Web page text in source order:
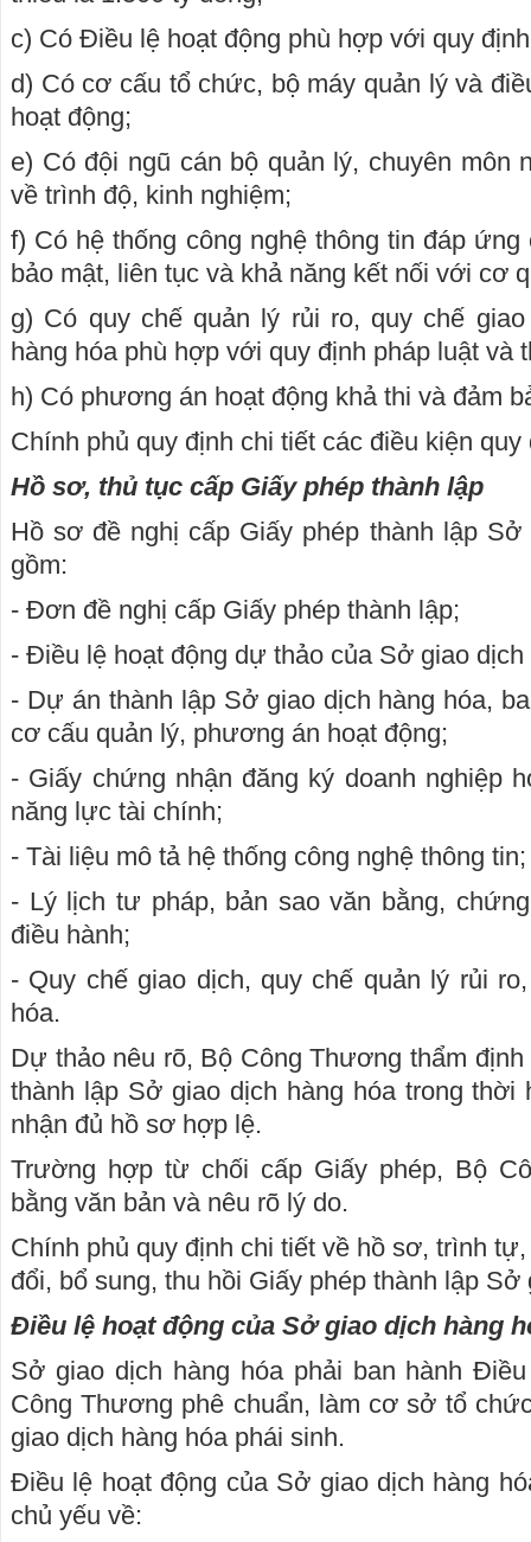
c) Có Điều lệ hoạt động phù hợp với quy
d) Có cơ cấu tổ chức, bộ máy quản lý và
hoạt động;
e) Có đội ngũ cán bộ quản lý, chuyên môn
về trình độ, kinh nghiệm;
f) Có hệ thống công nghệ thông tin đáp
bảo mật, liên tục và khả năng kết nối với cơ
g) Có quy chế quản lý rủi ro, quy chế
hàng hóa phù hợp với quy định pháp luật và
h) Có phương án hoạt động khả thi và đảm
Chính phủ quy định chi tiết các điều kiện quy
Hồ sơ, thủ tục cấp Giấy phép thành lập
Hồ sơ đề nghị cấp Giấy phép thành lập Sở
gồm:
- Đơn đề nghị cấp Giấy phép thành lập;
- Điều lệ hoạt động dự thảo của Sở giao dịch
- Dự án thành lập Sở giao dịch hàng hóa,
cơ cấu quản lý, phương án hoạt động;
- Giấy chứng nhận đăng ký doanh nghiệp
năng lực tài chính;
- Tài liệu mô tả hệ thống công nghệ thông tin;
- Lý lịch tư pháp, bản sao văn bằng,
điều hành;
- Quy chế giao dịch, quy chế quản lý rủi
hóa.
Dự thảo nêu rõ, Bộ Công Thương thẩm
thành lập Sở giao dịch hàng hóa trong thời
nhận đủ hồ sơ hợp lệ.
Trường hợp từ chối cấp Giấy phép, Bộ
bằng văn bản và nêu rõ lý do.
Chính phủ quy định chi tiết về hồ sơ, trình
đổi, bổ sung, thu hồi Giấy phép thành lập Sở
Điều lệ hoạt động của Sở giao dịch hàng
Sở giao dịch hàng hóa phải ban hành
Công Thương phê chuẩn, làm cơ sở tổ
giao dịch hàng hóa phái sinh.
Điều lệ hoạt động của Sở giao dịch hàng
chủ yếu về: